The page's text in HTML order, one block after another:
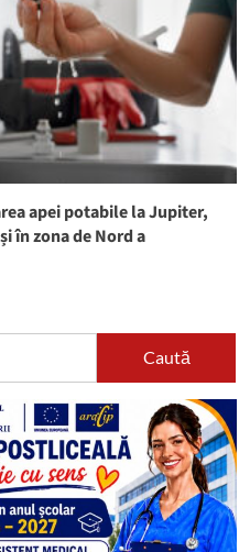
apei potabile la Jupiter,
în zona de Nord a